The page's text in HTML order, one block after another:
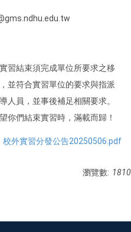
習結束須完成單位所要求之移
並符合實習單位的要求與指派
人員，並事後補足相關要求。
你們結束實習時，滿載而歸！
外實習分發公告20250506.pdf
瀏覽數: 1810